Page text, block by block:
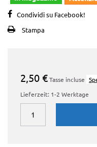
Condividi su Facebook!
Stampa
2,50 €Tasse incluse
Lieferzeit: 1-2 Werktage